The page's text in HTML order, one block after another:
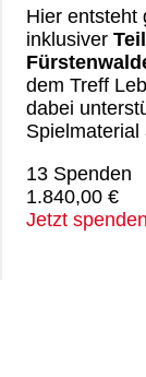
Hier entsteht
inklusiver
dem Treff
dabei
13 Spenden
1.840,00 €
Jetzt spenden